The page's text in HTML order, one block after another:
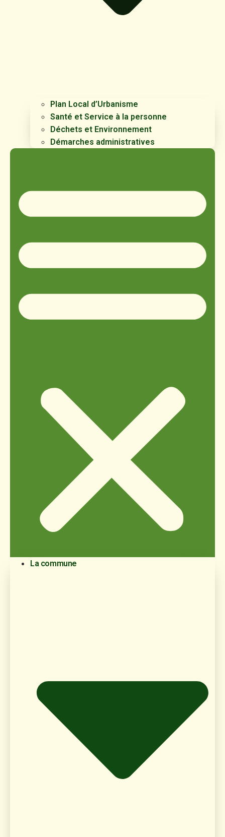
Plan Local d’Urbanisme
Santé et Service à la personne
Déchets et Environnement
Démarches administratives
La commune